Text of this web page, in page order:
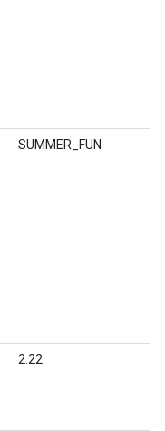
SUMMER_FUN
2.22